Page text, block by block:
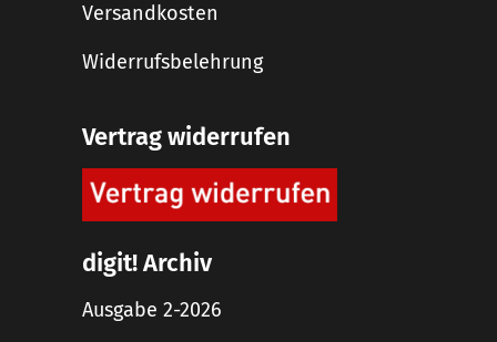
Versandkosten
Widerrufsbelehrung
Vertrag widerrufen
digit! Archiv
Ausgabe 2-2026